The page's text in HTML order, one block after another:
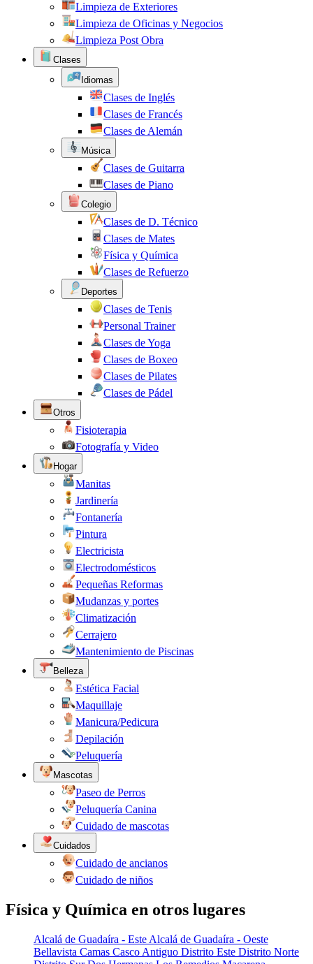
Limpieza de Exteriores
Limpieza de Oficinas y Negocios
Limpieza Post Obra
Clases
Idiomas
Clases de Inglés
Clases de Francés
Clases de Alemán
Música
Clases de Guitarra
Clases de Piano
Colegio
Clases de D. Técnico
Clases de Mates
Física y Química
Clases de Refuerzo
Deportes
Clases de Tenis
Personal Trainer
Clases de Yoga
Clases de Boxeo
Clases de Pilates
Clases de Pádel
Otros
Fisioterapia
Fotografía y Video
Hogar
Manitas
Jardinería
Fontanería
Pintura
Electricista
Electrodomésticos
Pequeñas Reformas
Mudanzas y portes
Climatización
Cerrajero
Mantenimiento de Piscinas
Belleza
Estética Facial
Maquillaje
Manicura/Pedicura
Depilación
Peluquería
Mascotas
Paseo de Perros
Peluquería Canina
Cuidado de mascotas
Cuidados
Cuidado de ancianos
Cuidado de niños
Física y Química en otros lugares
Alcalá de Guadaíra - Este Alcalá de Guadaíra - Oeste
Bellavista Camas Casco Antiguo Distrito Este Distrito Norte